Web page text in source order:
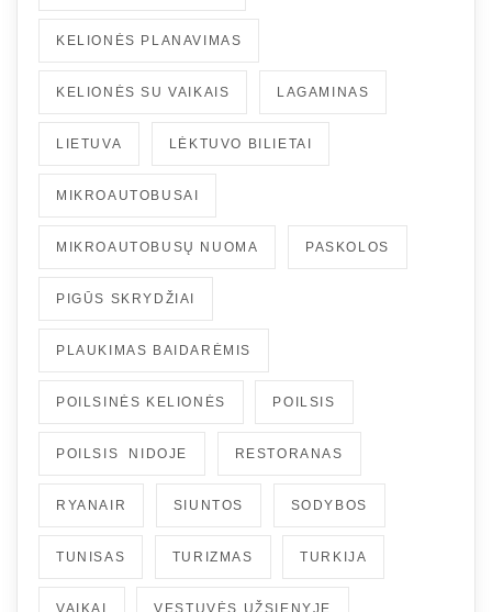
KELIONĖS PLANAVIMAS
KELIONĖS SU VAIKAIS LAGAMINAS
LIETUVA LĖKTUVO BILIETAI
MIKROAUTOBUSAI
MIKROAUTOBUSŲ NUOMA PASKOLOS
PIGŪS SKRYDŽIAI
PLAUKIMAS BAIDARĖMIS
POILSINĖS KELIONĖS POILSIS
POILSIS NIDOJE RESTORANAS
RYANAIR SIUNTOS SODYBOS
TUNISAS TURIZMAS TURKIJA
VAIKAI VESTUVĖS UŽSIENYJE